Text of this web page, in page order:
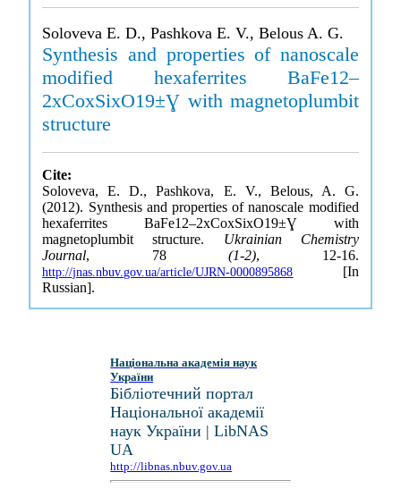
Soloveva E. D., Pashkova E. V., Belous A. G.
Synthesis and properties of nanoscale
modified hexaferrites BaFe12–
2xCoxSixO19±Ɣ with magnetoplumbit
structure
Cite:
Soloveva, E. D., Pashkova, E. V., Belous, A. G.
(2012). Synthesis and properties of nanoscale modified
hexaferrites BaFe12–2xCoxSixO19±Ɣ with
magnetoplumbit structure. Ukrainian Chemistry
Journal, 78(1-2), 12-16.
http://jnas.nbuv.gov.ua/article/UJRN-0000895868 [In
Russian].
Національна академія наук
України
Бібліотечний портал
Національної академії
наук України | LibNAS
UA
http://libnas.nbuv.gov.ua